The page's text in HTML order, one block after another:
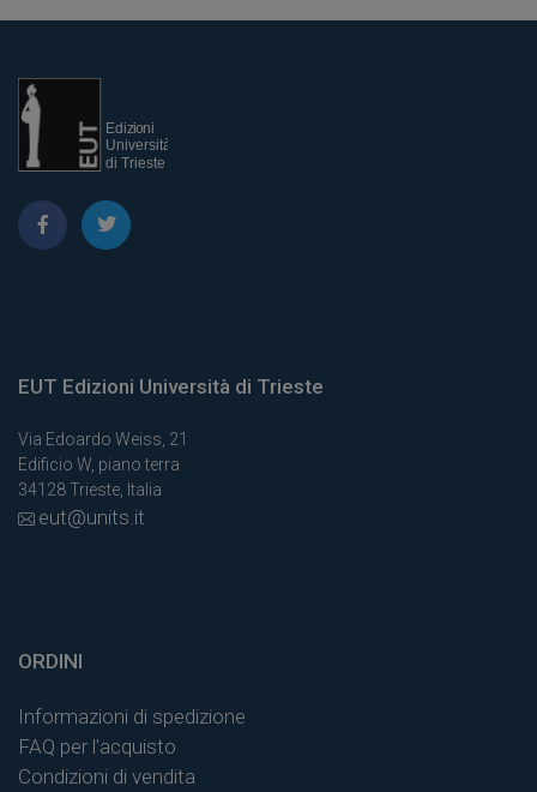
EUT Edizioni Università di Trieste
Via Edoardo Weiss, 21
Edificio W, piano terra
34128 Trieste, Italia
eut@units.it
ORDINI
Informazioni di spedizione
FAQ per l'acquisto
Condizioni di vendita